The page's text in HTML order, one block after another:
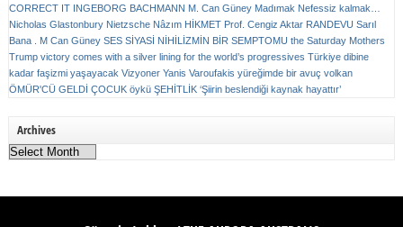
CORRECT IT INGEBORG BACHMANN M. Can Güney Madımak Nefessiz kalmak…
Nicholas Glastonbury Nietzsche Nâzım HİKMET Prof. Cengiz Aktar RANDEVU Sarıl
Bana . M Can Güney SES SİYASİ NİHİLİZMİN BİR SEMPTOMU the Saturday Mothers
Trump victory comes with a silver lining for the world’s progressives Türkiye dibine
kadar faşizmi yaşayacak Vizyoner Yanis Varoufakis yüreğimde bir avuç volkan
ÖMÜR'CÜ GELDİ ÇOCUK öykü ŞEHİTLİK ‘Şiirin beslendiği kaynak hayattır’
Archives
Archives